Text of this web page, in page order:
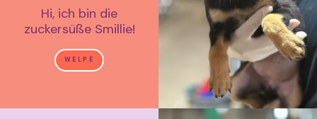
Hi, ich bin die
zuckersüße Smillie!
WELPE